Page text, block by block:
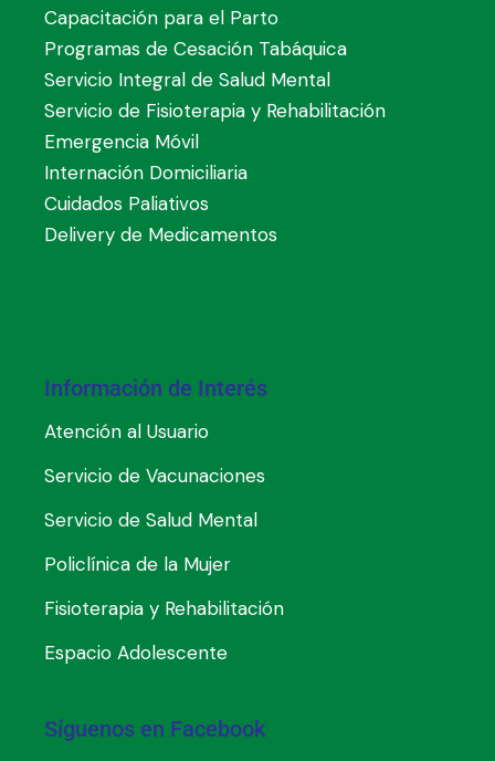
Capacitación para el Parto
Programas de Cesación Tabáquica
Servicio Integral de Salud Mental
Servicio de Fisioterapia y Rehabilitación
Emergencia Móvil
Internación Domiciliaria
Cuidados Paliativos
Delivery de Medicamentos
Información de Interés
Atención al Usuario
Servicio de Vacunaciones
Servicio de Salud Mental
Policlínica de la Mujer
Fisioterapia y Rehabilitación
Espacio Adolescente
Síguenos en Facebook